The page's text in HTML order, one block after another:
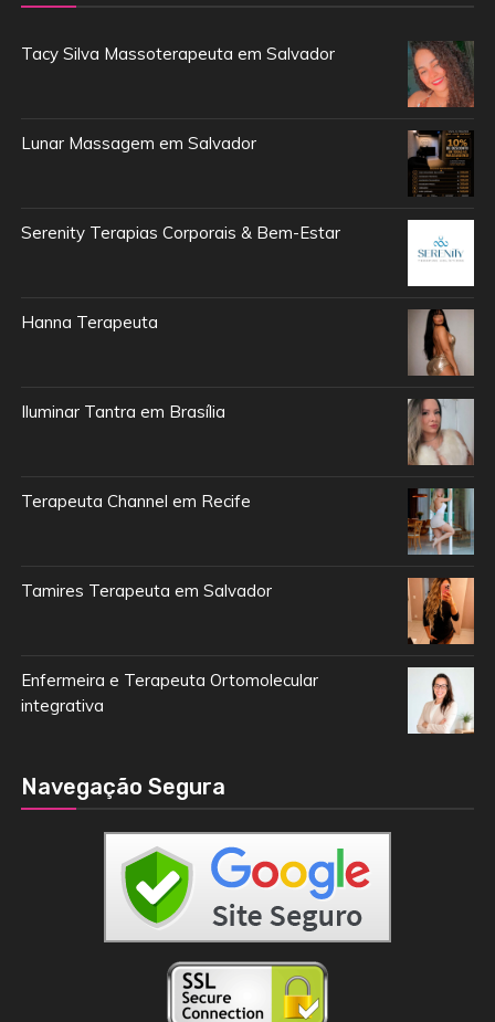
Tacy Silva Massoterapeuta em Salvador
Lunar Massagem em Salvador
Serenity Terapias Corporais & Bem-Estar
Hanna Terapeuta
Iluminar Tantra em Brasília
Terapeuta Channel em Recife
Tamires Terapeuta em Salvador
Enfermeira e Terapeuta Ortomolecular
integrativa
Navegação Segura